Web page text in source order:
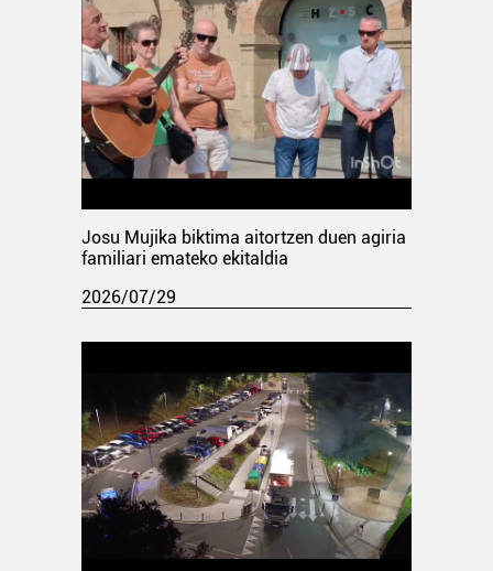
Josu Mujika biktima aitortzen duen agiria
familiari emateko ekitaldia
2026/07/29